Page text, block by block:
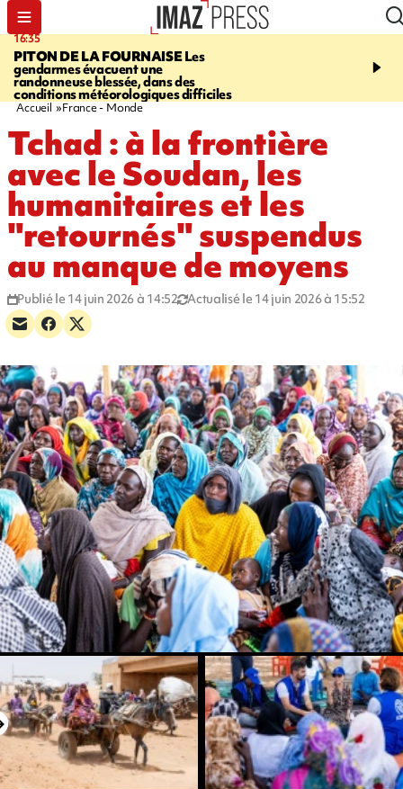
16:35
PITON DE LA FOURNAISELes
gendarmes évacuent une
randonneuse blessée, dans des
conditions météorologiques difficiles
06:58
la Corniche, Cascade
Accueil France - Monde
Tchad : à la frontière
avec le Soudan, les
humanitaires et les
"retournés" suspendus
au manque de moyens
Publié le 14 juin 2026 à 14:52 Actualisé le 14 juin 2026 à 15:52